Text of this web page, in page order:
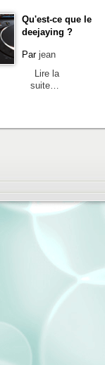
Qu'est-ce que le
deejaying ?
Par jean
Lire la
suite…